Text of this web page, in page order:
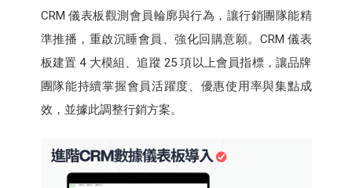
CRM 儀表板觀測會員輪廓與行為，讓行銷團隊能精
準推播，重啟沉睡會員、強化回購意願。CRM 儀表
板建置 4 大模組、追蹤 25 項以上會員指標，讓品牌
團隊能持續掌握會員活躍度、優惠使用率與集點成
效，並據此調整行銷方案。